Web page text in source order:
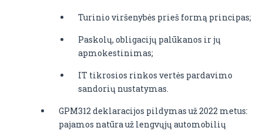
Turinio viršenybės prieš formą principas;
Paskolų, obligacijų palūkanos ir jų
apmokestinimas;
IT tikrosios rinkos vertės pardavimo
sandorių nustatymas.
GPM312 deklaracijos pildymas už 2022 metus:
pajamos natūra už lengvųjų automobilių